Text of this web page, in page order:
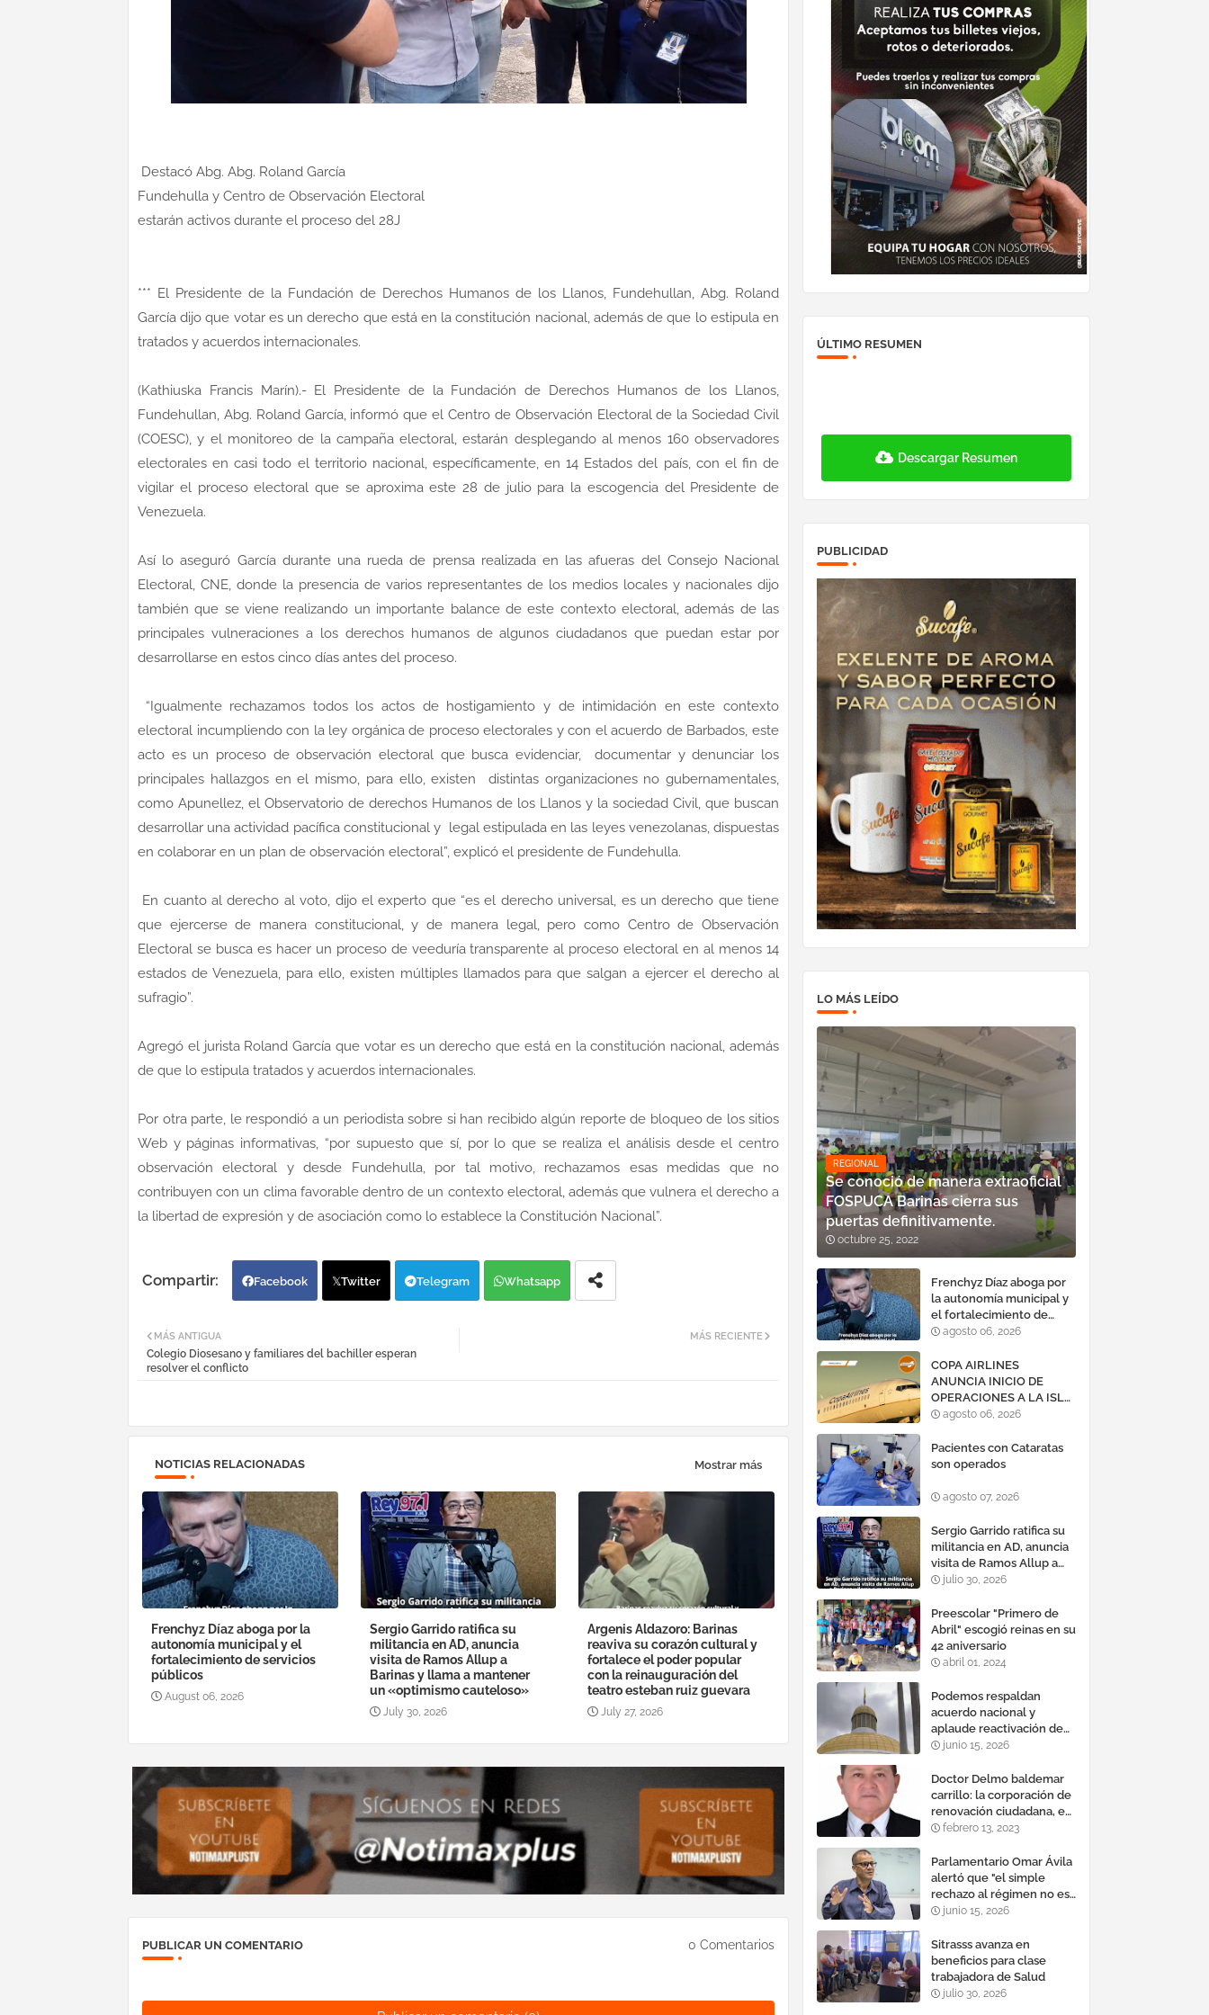
Destacó Abg. Abg. Roland García
Fundehulla y Centro de Observación Electoral
estarán activos durante el proceso del 28J
*** El Presidente de la Fundación de Derechos Humanos de los Llanos, Fundehullan, Abg. Roland
García dijo que votar es un derecho que está en la constitución nacional, además de que lo estipula en
tratados y acuerdos internacionales.
(Kathiuska Francis Marín).- El Presidente de la Fundación de Derechos Humanos de los Llanos,
Fundehullan, Abg. Roland García, informó que el Centro de Observación Electoral de la Sociedad Civil
(COESC), y el monitoreo de la campaña electoral, estarán desplegando al menos 160 observadores
electorales en casi todo el territorio nacional, específicamente, en 14 Estados del país, con el fin de
vigilar el proceso electoral que se aproxima este 28 de julio para la escogencia del Presidente de
Venezuela.
Así lo aseguró García durante una rueda de prensa realizada en las afueras del Consejo Nacional
Electoral, CNE, donde la presencia de varios representantes de los medios locales y nacionales dijo
también que se viene realizando un importante balance de este contexto electoral, además de las
principales vulneraciones a los derechos humanos de algunos ciudadanos que puedan estar por
desarrollarse en estos cinco días antes del proceso.
“Igualmente rechazamos todos los actos de hostigamiento y de intimidación en este contexto
electoral incumpliendo con la ley orgánica de proceso electorales y con el acuerdo de Barbados, este
acto es un proceso de observación electoral que busca evidenciar, documentar y denunciar los
principales hallazgos en el mismo, para ello, existen distintas organizaciones no gubernamentales,
como Apunellez, el Observatorio de derechos Humanos de los Llanos y la sociedad Civil, que buscan
desarrollar una actividad pacífica constitucional y legal estipulada en las leyes venezolanas, dispuestas
en colaborar en un plan de observación electoral”, explicó el presidente de Fundehulla.
En cuanto al derecho al voto, dijo el experto que “es el derecho universal, es un derecho que tiene
que ejercerse de manera constitucional, y de manera legal, pero como Centro de Observación
Electoral se busca es hacer un proceso de veeduría transparente al proceso electoral en al menos 14
estados de Venezuela, para ello, existen múltiples llamados para que salgan a ejercer el derecho al
sufragio”.
Agregó el jurista Roland García que votar es un derecho que está en la constitución nacional, además
de que lo estipula tratados y acuerdos internacionales.
Por otra parte, le respondió a un periodista sobre si han recibido algún reporte de bloqueo de los sitios
Web y páginas informativas, “por supuesto que sí, por lo que se realiza el análisis desde el centro
observación electoral y desde Fundehulla, por tal motivo, rechazamos esas medidas que no
contribuyen con un clima favorable dentro de un contexto electoral, además que vulnera el derecho a
la libertad de expresión y de asociación como lo establece la Constitución Nacional”.
Facebook Twitter Telegram Whatsapp
MÁS RECIENTE
MÁS ANTIGUA
Colegio Diosesano y familiares del bachiller esperan
resolver el conflicto
NOTICIAS RELACIONADAS Mostrar más
Frenchyz Díaz aboga por la
autonomía municipal y el
fortalecimiento de servicios
públicos
August 06, 2026
Sergio Garrido ratifica su
militancia en AD, anuncia
visita de Ramos Allup a
Barinas y llama a mantener
un «optimismo cauteloso»
July 30, 2026
Argenis Aldazoro: Barinas
reaviva su corazón cultural y
fortalece el poder popular
con la reinauguración del
teatro esteban ruiz guevara
July 27, 2026
PUBLICAR UN COMENTARIO 0 Comentarios
ÚLTIMO RESUMEN
Descargar Resumen
PUBLICIDAD
LO MÁS LEÍDO
REGIONAL
Se conoció de manera extraoficial
FOSPUCA Barinas cierra sus
puertas definitivamente.
octubre 25, 2022
Frenchyz Díaz aboga por
la autonomía municipal y
el fortalecimiento de
servicios públicos
agosto 06, 2026
COPA AIRLINES
ANUNCIA INICIO DE
OPERACIONES A LA ISLA
DE MARGARITA,
agosto 06, 2026
Pacientes con Cataratas
son operados
agosto 07, 2026
Sergio Garrido ratifica su
militancia en AD, anuncia
visita de Ramos Allup a
Barinas y llama a
cauteloso»
julio 30, 2026
Preescolar "Primero de
Abril" escogió reinas en su
42 aniversario
abril 01, 2024
Podemos respaldan
acuerdo nacional y
aplaude reactivación de
Tocoma con la
megavatios al sistema
eléctrico nacional
junio 15, 2026
Doctor Delmo baldemar
carrillo: la corporación de
renovación ciudadana, es
un banco mundial de
febrero 13, 2023
Parlamentario Omar Ávila
alertó que "el simple
rechazo al régimen no es
suficiente para lograr un
efectivo"
junio 15, 2026
Sitrasss avanza en
beneficios para clase
trabajadora de Salud
julio 30, 2026